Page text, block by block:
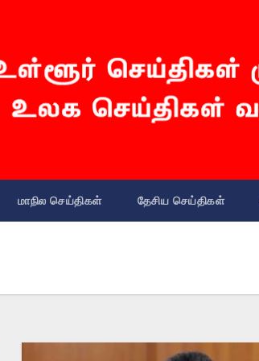
மாநில செய்திகள் தேசிய செய்திகள்